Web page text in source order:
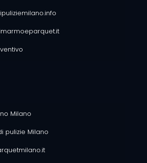
Milano
pulizie Milano